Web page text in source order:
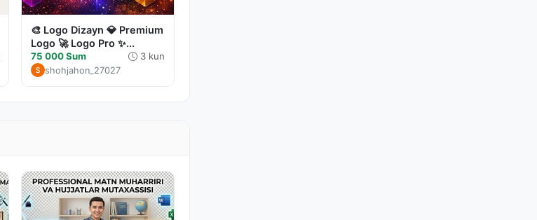
🎨 Logo Dizayn 💎 Premium
Logo 🚀 Logo Pro ✨...
75 000 Sum 3 kun
shohjahon_27027